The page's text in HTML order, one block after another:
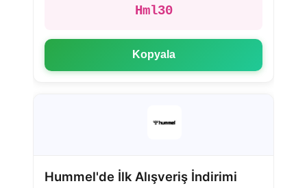
Hml30
Kopyala
Hummel'de İlk Alışveriş İndirimi